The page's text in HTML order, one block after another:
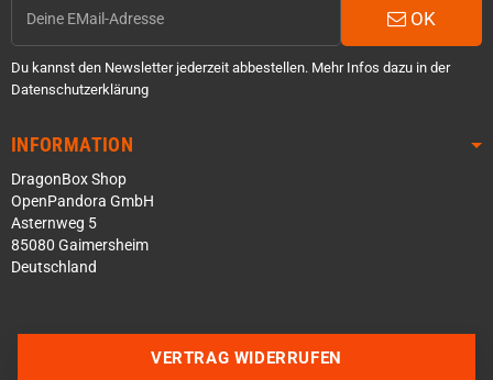
OK
Du kannst den Newsletter jederzeit abbestellen. Mehr Infos dazu in der
Datenschutzerklärung
INFORMATION
DragonBox Shop
OpenPandora GmbH
Asternweg 5
85080 Gaimersheim
Deutschland
Über WhatsApp schreiben
VERTRAG WIDERRUFEN